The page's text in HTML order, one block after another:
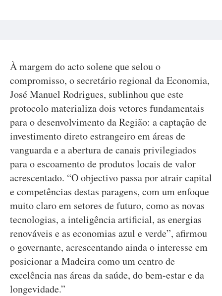
À margem do acto solene que selou o
compromisso, o secretário regional da Economia,
José Manuel Rodrigues, sublinhou que este
protocolo materializa dois vetores fundamentais
para o desenvolvimento da Região: a captação de
investimento direto estrangeiro em áreas de
vanguarda e a abertura de canais privilegiados
para o escoamento de produtos locais de valor
acrescentado. “O objectivo passa por atrair capital
e competências destas paragens, com um enfoque
muito claro em setores de futuro, como as novas
tecnologias, a inteligência artificial, as energias
renováveis e as economias azul e verde”, afirmou
o governante, acrescentando ainda o interesse em
posicionar a Madeira como um centro de
excelência nas áreas da saúde, do bem-estar e da
longevidade.”